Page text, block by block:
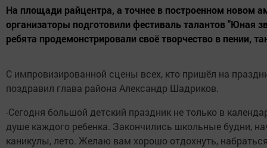
На площади райцентра, а точнее в построенном новом
организаторы подготовили фестиваль талантов "Юная
ребята продемонстрировали своё творчество в пении,
С импровизированной сцены всех, кто пришёл на
поздравил глава района Александр Шадриков.
-Сегодня большой детский праздник не только в
душе каждого ребенка. Закончились школьные будни,
каникулы, лето. Желаю вам хорошо отдохнуть,